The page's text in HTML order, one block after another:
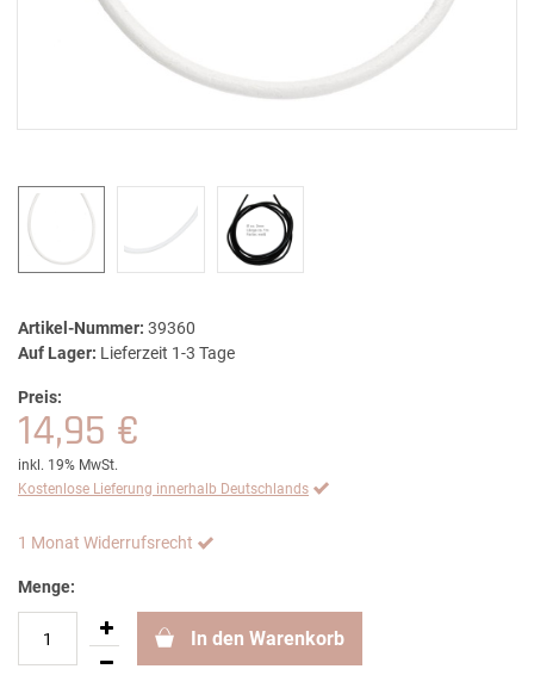
Artikel-Nummer: 39360
Auf Lager: Lieferzeit 1-3 Tage
Preis:
14,95 €
inkl. 19% MwSt.
Kostenlose Lieferung innerhalb Deutschlands
1 Monat Widerrufsrecht
Menge:
In den Warenkorb